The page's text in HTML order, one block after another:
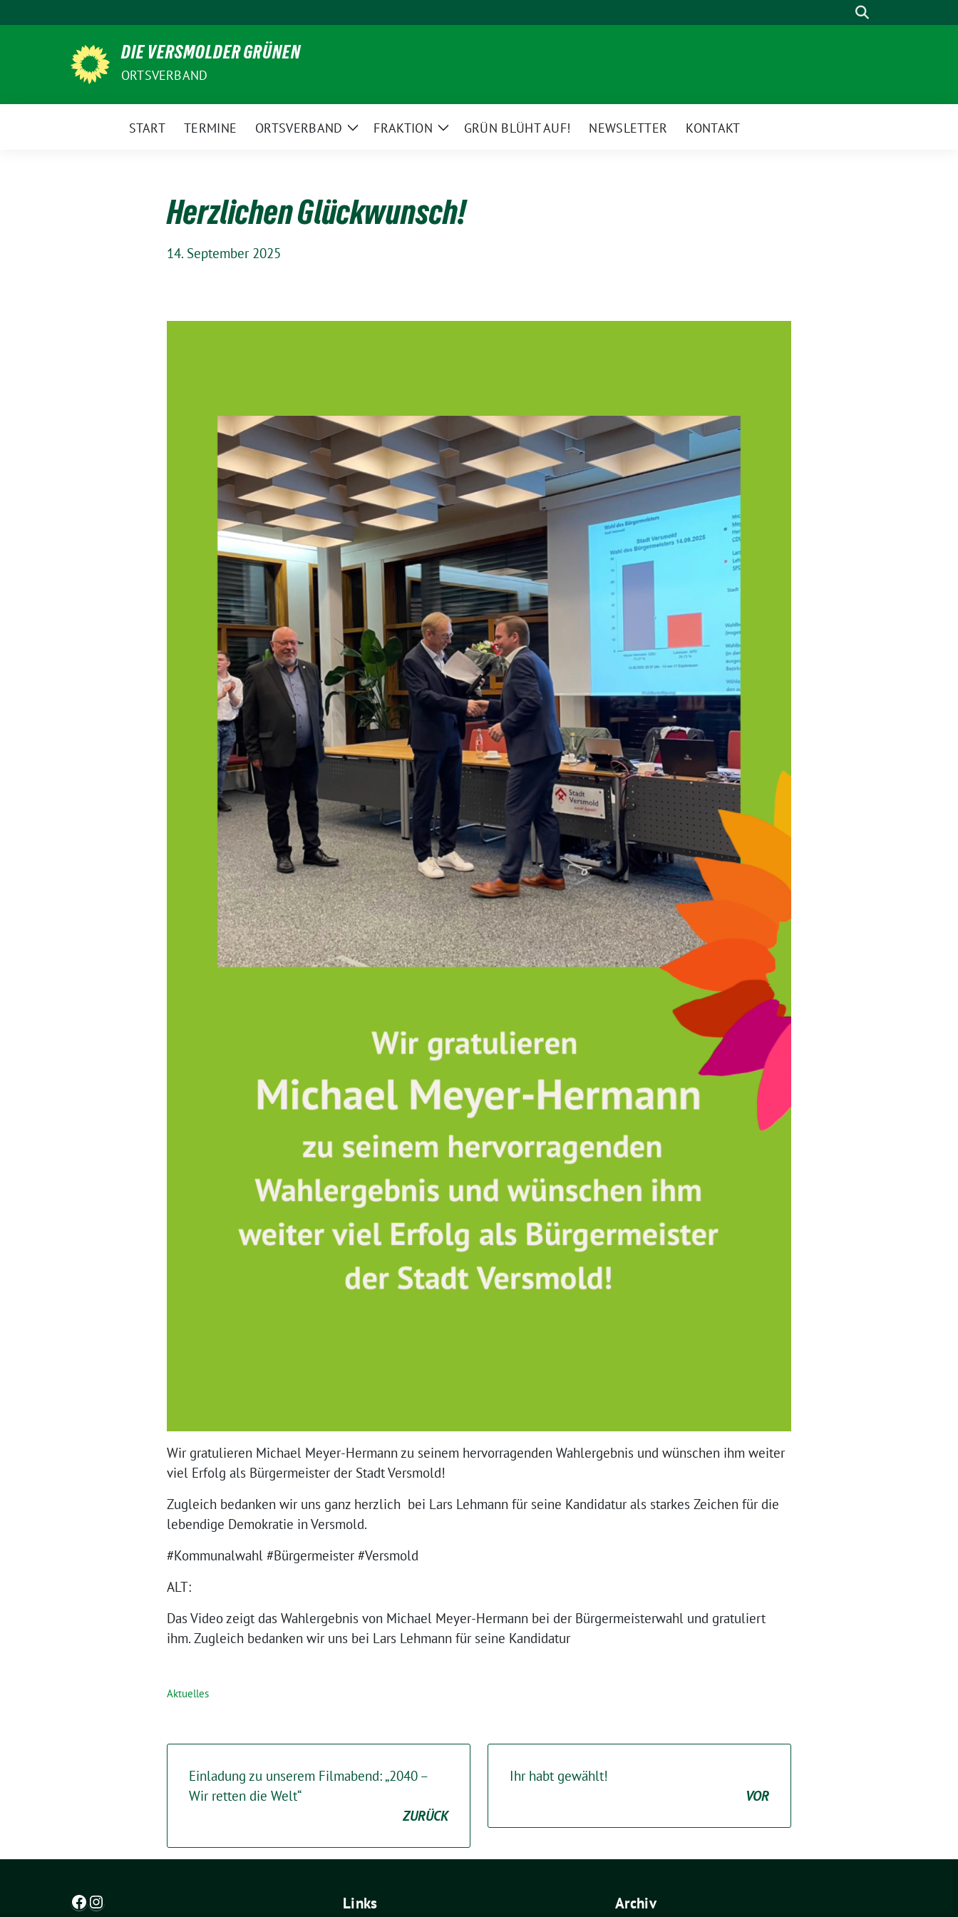
zum
Suche
DIE VERSMOLDER GRÜNEN
ORTSVERBAND
START TERMINE ORTSVERBAND
ZeigeFRAKTION
ZeigeGRÜN BLÜHT AUF! NEWSLETTER KONTAKT
Herzlichen Glückwunsch!
14. September 2025
Wir gratulieren Michael Meyer-Hermann zu seinem hervorragenden Wahlergebnis und wünschen ihm weiter
viel Erfolg als Bürgermeister der Stadt Versmold!
Zugleich bedanken wir uns ganz herzlich bei Lars Lehmann für seine Kandidatur als starkes Zeichen für die
lebendige Demokratie in Versmold.
#Kommunalwahl #Bürgermeister #Versmold
ALT:
Das Video zeigt das Wahlergebnis von Michael Meyer-Hermann bei der Bürgermeisterwahl und gratuliert
ihm. Zugleich bedanken wir uns bei Lars Lehmann für seine Kandidatur
Aktuelles
Einladung zu unserem Filmabend: „2040 –
Wir retten die Welt“
ZURÜCK
Ihr habt gewählt!
VOR
Facebook
Instagram Links Archiv